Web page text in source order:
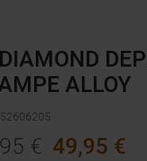
ALLOY
52606205
€ 49,95 €